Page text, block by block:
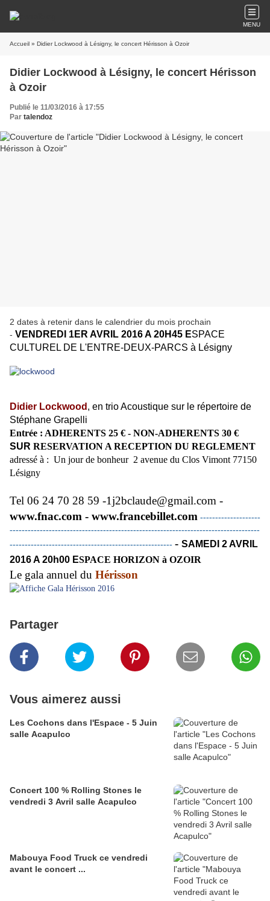
MENU
Accueil » Didier Lockwood à Lésigny, le concert Hérisson à Ozoir
Didier Lockwood à Lésigny, le concert Hérisson
à Ozoir
Publié le 11/03/2016 à 17:55
Par talendoz
2 dates à retenir dans le calendrier du mois prochain
- VENDREDI 1ER AVRIL 2016 A 20H45 ESPACE
CULTUREL DE L'ENTRE-DEUX-PARCS à Lésigny
Didier Lockwood , en trio Acoustique sur le répertoire de
Stéphane Grapelli
Entrée : ADHERENTS 25 € - NON-ADHERENTS 30 €
SUR RESERVATION A RECEPTION DU REGLEMENT
​adressé à : Un jour de bonheur​ 2 avenue du Clos Vimont 77150
Lésigny
Tel 06 24 70 28 59 -1j2bclaude@gmail.com ​-
www.fnac.com - www.francebillet.com --------------------
-----------------------------------------------------------------------------------
------------------------------------------------------ - SAMEDI 2 AVRIL
2016 A 20h00 ESPACE HORIZON à OZOIR
Le gala annuel du Hérisson
Partager
Vous aimerez aussi
Les Cochons dans l'Espace - 5 Juin
salle Acapulco
Concert 100 % Rolling Stones le
vendredi 3 Avril salle Acapulco
Mabouya Food Truck ce vendredi
avant le concert ...